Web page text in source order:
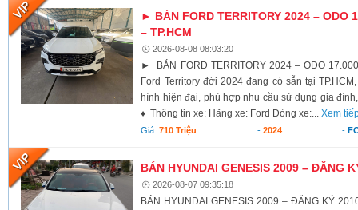
► BÁN FORD TERRITORY 2024 – ODO
– TP.HCM
2026-08-08 08:03:20
► BÁN FORD TERRITORY 2024 – ODO
Ford Territory đời 2024 đang có sẵn tại
hình hiện đại, phù hợp nhu cầu sử dụng gia
♦ Thông tin xe: Hãng xe: Ford Dòng xe:...Xem
Giá:710 Triệu - 2024 -
BÁN HYUNDAI GENESIS 2009 – ĐĂNG
2026-08-07 09:35:18
BÁN HYUNDAI GENESIS 2009 – ĐĂNG KÝ